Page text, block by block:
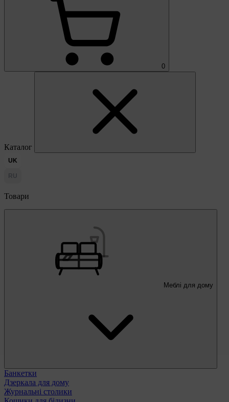
0
Каталог
UK
RU
Товари
Меблі для дому
Банкетки
Дзеркала для дому
Журнальні столики